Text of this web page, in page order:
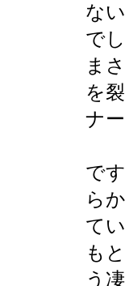
な
で
ま
を
ナ
で
ら
て
も
う